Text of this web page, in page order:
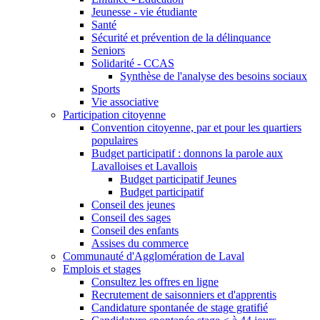
Jeunesse - vie étudiante
Santé
Sécurité et prévention de la délinquance
Seniors
Solidarité - CCAS
Synthèse de l'analyse des besoins sociaux
Sports
Vie associative
Participation citoyenne
Convention citoyenne, par et pour les quartiers
populaires
Budget participatif : donnons la parole aux
Lavalloises et Lavallois
Budget participatif Jeunes
Budget participatif
Conseil des jeunes
Conseil des sages
Conseil des enfants
Assises du commerce
Communauté d'Agglomération de Laval
Emplois et stages
Consultez les offres en ligne
Recrutement de saisonniers et d'apprentis
Candidature spontanée de stage gratifié